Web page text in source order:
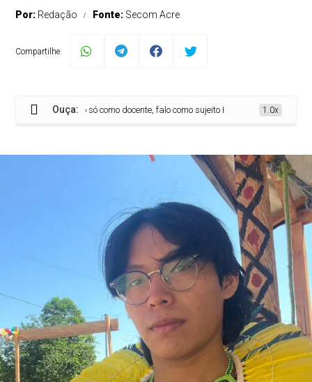
Por: Redação Fonte: Secom Acre
Compartilhe:
Ouça:
‘Não falo só como docente, falo como sujeito Huni Kuĩ’, indígena chega à
1.0x